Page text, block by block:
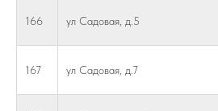
166 ул Садовая, д.5
167 ул Садовая, д.7